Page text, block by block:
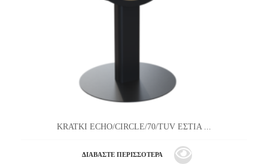
KRATKI ECHO/CIRCLE/70/TUV ΕΣΤΙΑ ...
ΔΙΑΒΆΣΤΕ ΠΕΡΙΣΣΌΤΕΡΑ